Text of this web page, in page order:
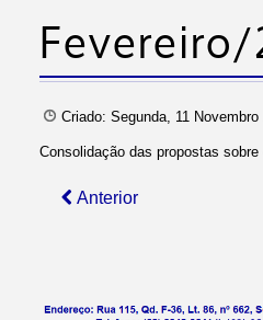
Fevereiro/
Criado: Segunda, 11
Consolidação das propostas
Anterior